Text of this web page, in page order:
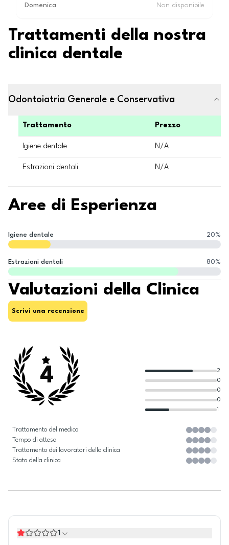
Domenica Non disponibile
Trattamenti della nostra
clinica dentale
Odontoiatria Generale e Conservativa
Trattamento Prezzo
Igiene dentale N/A
Estrazioni dentali N/A
Aree di Esperienza
Igiene dentale 20%
Estrazioni dentali 80%
Valutazioni della Clinica
Scrivi una recensione
4
1
0
0
0
2
Trattamento del medico
Tempo di attesa
Trattamento dei lavoratori della clinica
Stato della clinica
1